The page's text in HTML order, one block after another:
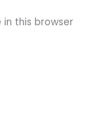
in this browser